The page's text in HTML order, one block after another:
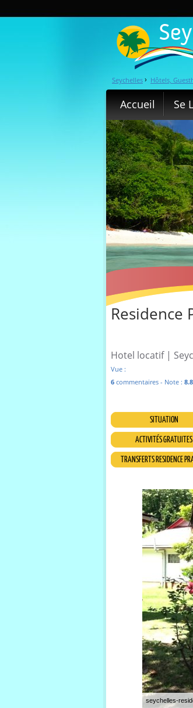
Seychelles › Hôtels,
Accueil Se
Residence
Hotel locatif |
Vue :
6 commentaires - Note : 8.8
SITUATION
ACTIVITÉS GRATUITES
TRANSFERTS RESIDENCE
seychelles-